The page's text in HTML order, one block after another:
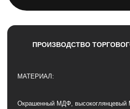
ПРОИЗВОДСТВО
МАТЕРИАЛ:
Окрашенный МДФ,